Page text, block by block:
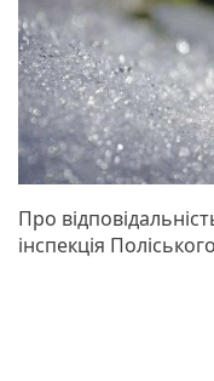
Про
інспекція